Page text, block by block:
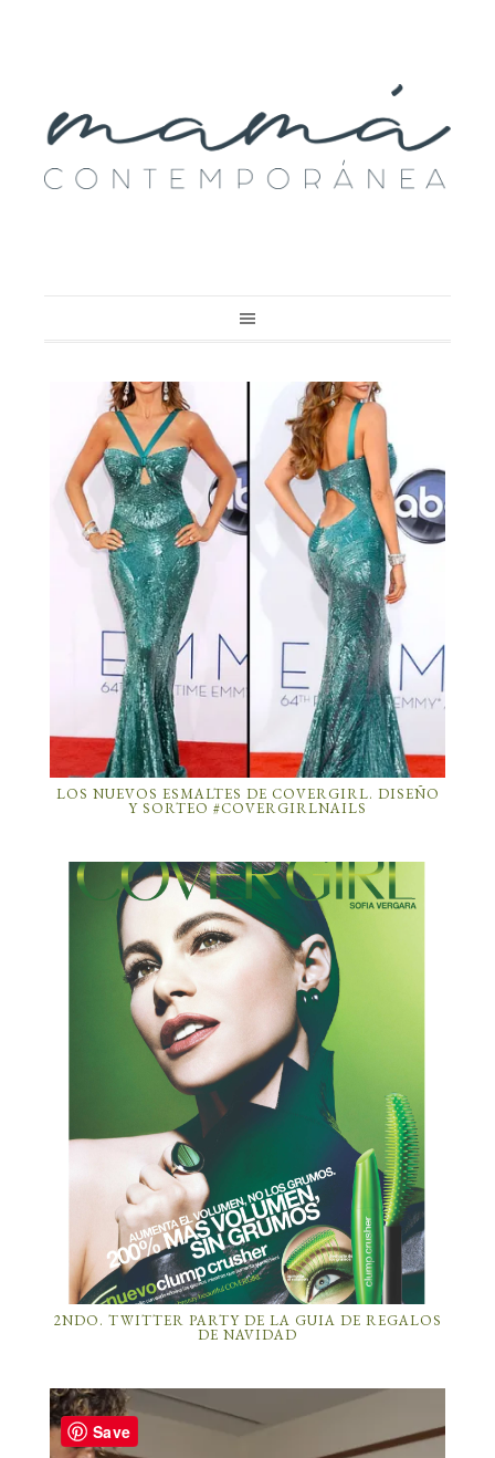
LOS NUEVOS ESMALTES DE COVERGIRL. DISEÑO
Y SORTEO #COVERGIRLNAILS
2NDO. TWITTER PARTY DE LA GUIA DE REGALOS
DE NAVIDAD
Save